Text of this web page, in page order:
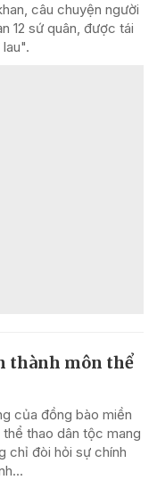
câu chuyện người
12 sứ quân, được tái
thành môn thể
của đồng bào miền
thao dân tộc mang
chỉ đòi hỏi sự chính